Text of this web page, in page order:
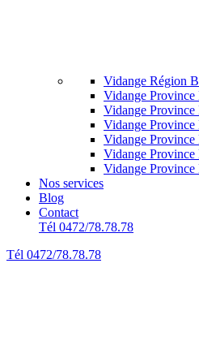
Vidange Région
Vidange Province
Vidange Province
Vidange Province
Vidange
Vidange Province
Vidange Province
Nos services
Blog
Contact
Tél 0472/78.78.78
Tél 0472/78.78.78